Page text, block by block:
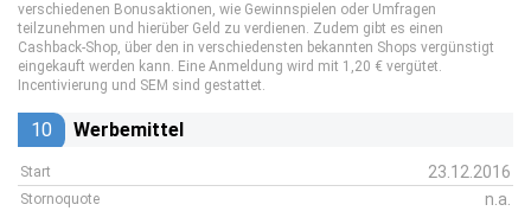
verschiedenen Bonusaktionen, wie Gewinnspielen oder Umfragen
teilzunehmen und hierüber Geld zu verdienen. Zudem gibt es einen
Cashback-Shop, über den in verschiedensten bekannten Shops vergünstigt
eingekauft werden kann. Eine Anmeldung wird mit 1,20 € vergütet.
Incentivierung und SEM sind gestattet.
10 Werbemittel
Start 23.12.2016
Stornoquote n.a.